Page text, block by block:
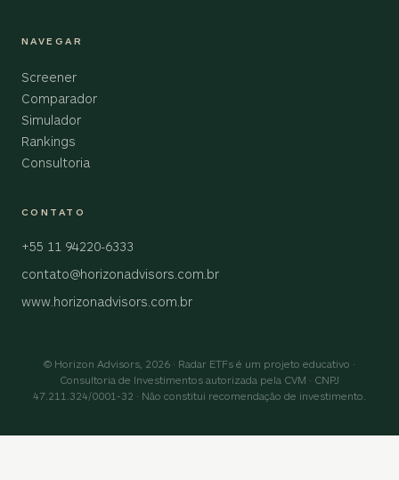
NAVEGAR
Screener
Comparador
Simulador
Rankings
Consultoria
CONTATO
+55 11 94220-6333
contato@horizonadvisors.com.br
www.horizonadvisors.com.br
© Horizon Advisors, 2026 · Radar ETFs é um projeto educativo ·
Consultoria de Investimentos autorizada pela CVM · CNPJ
47.211.324/0001-32 · Não constitui recomendação de investimento.